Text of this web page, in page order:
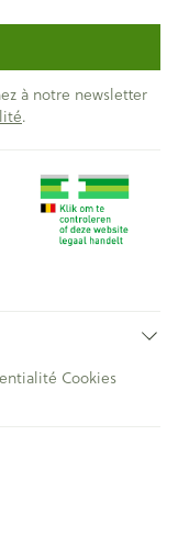
à notre newsletter
.
Cookies